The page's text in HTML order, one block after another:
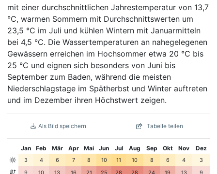
mit einer durchschnittlichen Jahrestemperatur von 13,7
°C, warmen Sommern mit Durchschnittswerten um
23,5 °C im Juli und kühlen Wintern mit Januarmitteln
bei 4,5 °C. Die Wassertemperaturen an nahegelegenen
Gewässern erreichen im Hochsommer etwa 20 °C bis
25 °C und eignen sich besonders von Juni bis
September zum Baden, während die meisten
Niederschlagstage im Spätherbst und Winter auftreten
und im Dezember ihren Höchstwert zeigen.
Als Bild speichern Tabelle teilen
Jan Feb Mär Apr Mai Jun Jul Aug Sep Okt Nov Dez
3 4 6 7 8 10 11 10 8 6 4
3
9
10 13 16 21 25 28 28 24 19 13 9